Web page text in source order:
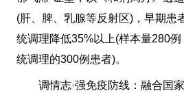
(肝、脾、乳腺等反射区)，早期患
统调理降低35%以上(样本量280
统调理的300例患者)。
调情志·强免疫防线：融合国家